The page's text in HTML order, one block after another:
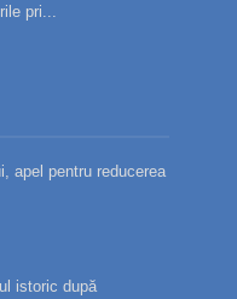
pri...
apel pentru reducerea
istoric după